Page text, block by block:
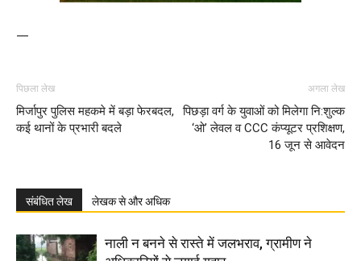
—
पिछला लेख
मिर्जापुर पुलिस महकमे में बड़ा फेरबदल,
कई थानों के प्रभारी बदले
अगला लेख
पिछड़ा वर्ग के युवाओं को मिलेगा नि:शुल्क
‘ओ’ लेवल व CCC कंप्यूटर प्रशिक्षण,
16 जून से आवेदन
संबंधित लेख लेखक से और अधिक
नाली न बनने से रास्ते में जलभराव, ग्रामीण ने